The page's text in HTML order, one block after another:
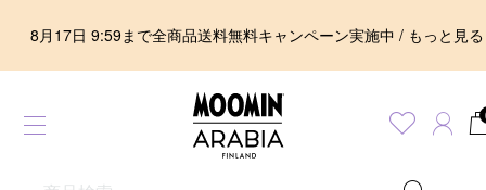
8月17日 9:59まで全商品送料無料キャンペーン実施中 / もっと見る